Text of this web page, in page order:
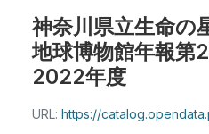
神奈川県立生命の
地球博物館年報第
2022年度
URL: https://catalog.opendata.pref.kanagawa.jp/dataset/6c78be47-de7c-44ba-9256-